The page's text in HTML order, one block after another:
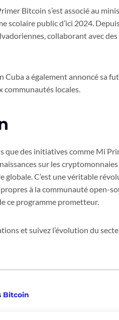
Bitcoin s’est associé au
scolaire public d’ici 2024.
collaborant avec
Cuba a également annoncé sa
communautés locales.
que des initiatives comme Mi
sur les
globale. C’est une véritable
à la communauté open-
ce programme prometteur.
et suivez l’évolution du
Bitcoin